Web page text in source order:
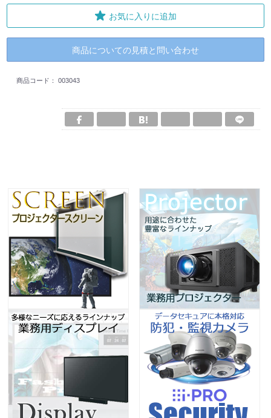
お気に入りに追加
商品についての見積と問い合わせ
商品コード： 003043